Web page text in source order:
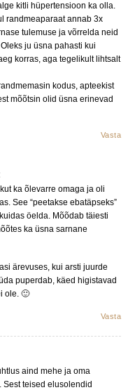
kitli hüpertensioon ka olla.
randmeaparaat annab 3x
tulemuse ja võrrelda neid
ju üsna pahasti kui
korras, aga tegelikult lihtsalt
kodus, apteekist
mõõtsin olid üsna erinevad
Vasta
ka õlevarre omaga ja oli
See “peetakse ebatäpseks”
öelda. Mõõdab täiesti
ka üsna sarnane
ärevuses, kui arsti juurde
puperdab, käed higistavad
ole. 🙂
Vasta
aind mehe ja oma
teised elusolendid